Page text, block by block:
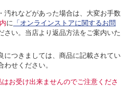
汚れなどがあった場合は、大変お手数
に 「オンラインストアに関するお問
さい。当店より返品方法をご案内いた
につきましては、商品に記載されてい
せください。
お受け出来ませんのでご注意くださ